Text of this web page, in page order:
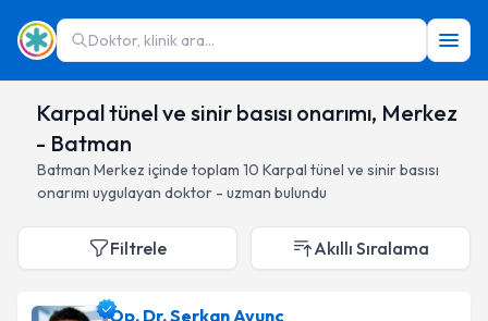
Doktor, klinik ara...
Karpal tünel ve sinir basısı onarımı, Merkez
- Batman
Batman Merkez içinde toplam 10 Karpal tünel ve sinir basısı
onarımı uygulayan doktor - uzman bulundu
Filtrele Akıllı Sıralama
Op. Dr. Serkan Avunç